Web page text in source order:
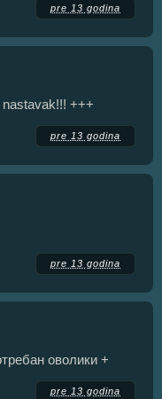
pre 13 godina
+++
pre 13 godina
pre 13 godina
оволики +
pre 13 godina